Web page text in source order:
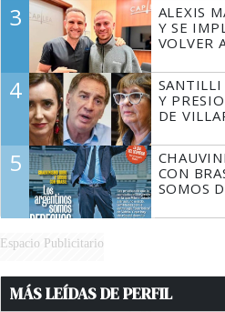
3
ALEXIS
Y SE
VOLVER
4
SANTILLI
Y
DE
5
CON
SOMOS
Espacio Publicitario
MÁS LEÍDAS DE PERFIL